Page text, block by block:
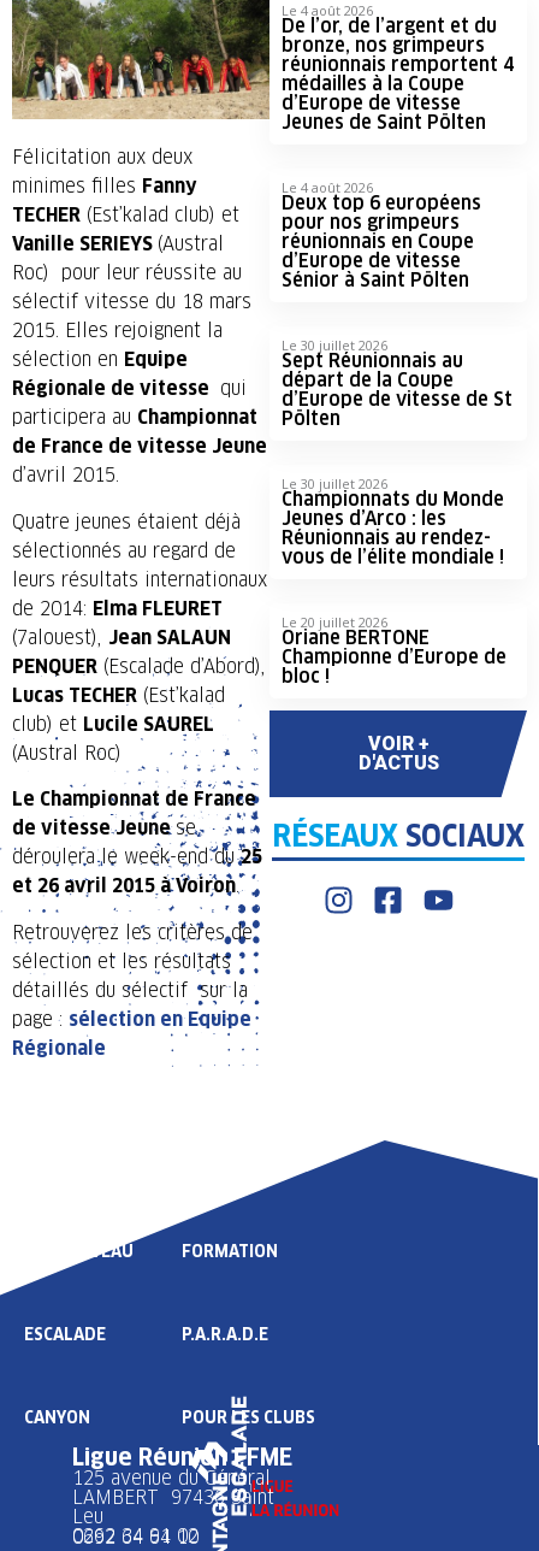
Félicitation aux deux
minimes filles Fanny
TECHER (Est’kalad club) et
Vanille SERIEYS (Austral
Roc) pour leur réussite au
sélectif vitesse du 18 mars
2015. Elles rejoignent la
sélection en Equipe
Régionale de vitesse qui
participera au Championnat
de France de vitesse Jeune
d’avril 2015.
Quatre jeunes étaient déjà
sélectionnés au regard de
leurs résultats internationaux
de 2014: Elma FLEURET
(7alouest), Jean SALAUN
PENQUER (Escalade d’Abord),
Lucas TECHER (Est’kalad
club) et Lucile SAUREL
(Austral Roc)
Le Championnat de France
de vitesse Jeunese
déroulera le week-end du25
et 26 avril 2015 à Voiron.
Retrouverez les critères de
sélection et les résultats
détaillés du sélectif sur la
page : sélection en Equipe
Régionale
Le 4 août 2026
De l’or, de l’argent et du
bronze, nos grimpeurs
réunionnais remportent 4
médailles à la Coupe
d’Europe de vitesse
Jeunes de Saint Pölten
Le 4 août 2026
Deux top 6 européens
pour nos grimpeurs
réunionnais en Coupe
d’Europe de vitesse
Sénior à Saint Pölten
Le 30 juillet 2026
Sept Réunionnais au
départ de la Coupe
d’Europe de vitesse de St
Pölten
Le 30 juillet 2026
Championnats du Monde
Jeunes d’Arco : les
Réunionnais au rendez-
vous de l’élite mondiale !
Le 20 juillet 2026
Oriane BERTONE
Championne d’Europe de
bloc !
VOIR +
D'ACTUS
RÉSEAUX SOCIAUX
HAUT NIVEAU
ESCALADE
CANYON
FORMATION
P.A.R.A.D.E
POUR LES CLUBS
Ligue Réunion FFME
125 avenue du Général
LAMBERT 97436 Saint
Leu
0262 34 91 02
0692 64 64 10